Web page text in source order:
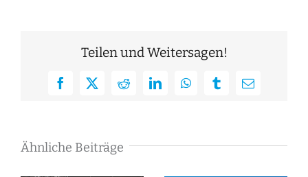
Teilen und Weitersagen!
Facebook
X RedditLinkedInWhatsAppTumblrE-
Ähnliche Beiträge